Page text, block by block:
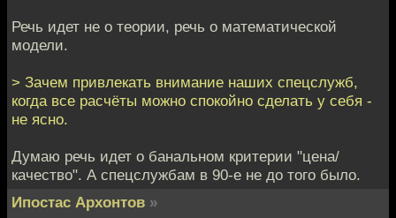
Речь идет не о теории, речь о математической
модели.
> Зачем привлекать внимание наших спецслужб,
когда все расчёты можно спокойно сделать у себя -
не ясно.
Думаю речь идет о банальном критерии "цена/
качество". А спецслужбам в 90-е не до того было.
Ипостас Архонтов »